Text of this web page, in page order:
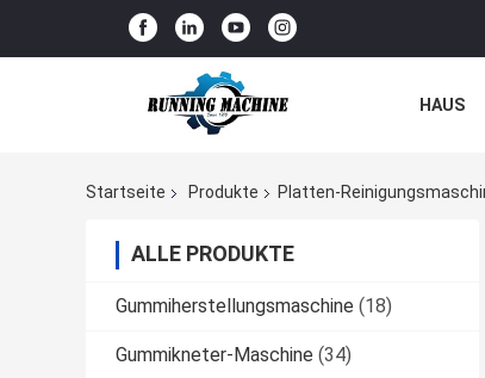
HAUS
Startseite
Produkte Platten-
ALLE PRODUKTE
Gummiherstellungsmaschine (18)
Gummikneter-Maschine (34)